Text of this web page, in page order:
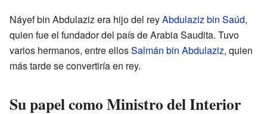
Náyef bin Abdulaziz era hijo del reyAbdulaziz bin Saúd,
quien fue el fundador del país de Arabia Saudita. Tuvo
varios hermanos, entre ellosSalmán bin Abdulaziz, quien
más tarde se convertiría en rey.
Su papel como Ministro del Interior